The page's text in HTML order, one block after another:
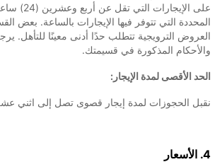
على الإيجارات
المحددة التي تتوفر فيها الإيجارات بالساعة. بعض
العروض الترويجية تتطلب حدًا أدنى معينًا للتأهل.
والأحكام المذكورة في قسيمتك.
الحد الأقصى لمدة الإيجار:
نقبل الحجوزات لمدة إيجار قصوى تصل إلى اثني عشر (12)
4. الأسعار